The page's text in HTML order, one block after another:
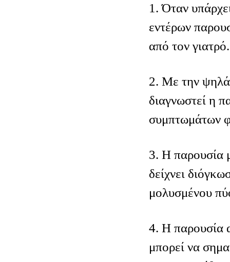
1. Όταν
εντέρων
από τον γιατρό.
2. Με την
διαγνωστεί η
συμπτωμάτων
3. Η παρουσία
δείχνει
μολυσμένου
4. Η παρουσία
μπορεί να